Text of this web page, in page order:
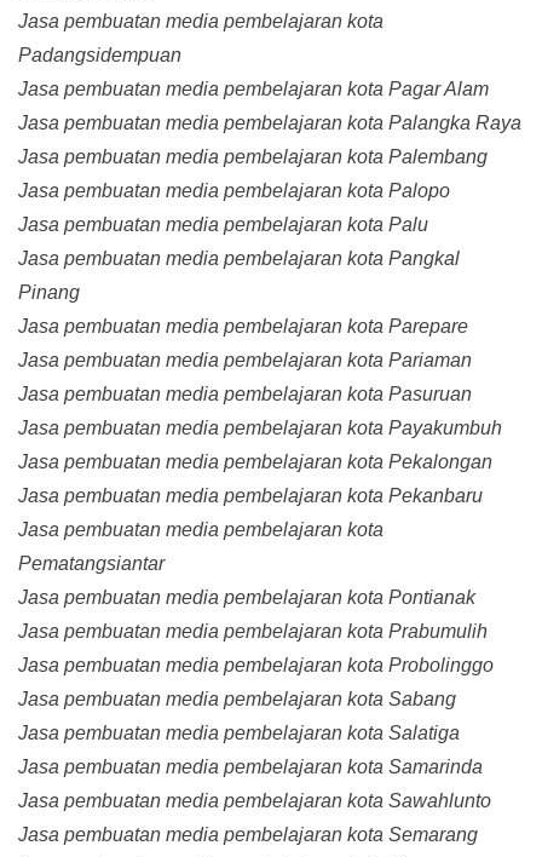
Jasa pembuatan media pembelajaran kota
Padangsidempuan
Jasa pembuatan media pembelajaran kota Pagar Alam
Jasa pembuatan media pembelajaran kota Palangka Raya
Jasa pembuatan media pembelajaran kota Palembang
Jasa pembuatan media pembelajaran kota Palopo
Jasa pembuatan media pembelajaran kota Palu
Jasa pembuatan media pembelajaran kota Pangkal
Pinang
Jasa pembuatan media pembelajaran kota Parepare
Jasa pembuatan media pembelajaran kota Pariaman
Jasa pembuatan media pembelajaran kota Pasuruan
Jasa pembuatan media pembelajaran kota Payakumbuh
Jasa pembuatan media pembelajaran kota Pekalongan
Jasa pembuatan media pembelajaran kota Pekanbaru
Jasa pembuatan media pembelajaran kota
Pematangsiantar
Jasa pembuatan media pembelajaran kota Pontianak
Jasa pembuatan media pembelajaran kota Prabumulih
Jasa pembuatan media pembelajaran kota Probolinggo
Jasa pembuatan media pembelajaran kota Sabang
Jasa pembuatan media pembelajaran kota Salatiga
Jasa pembuatan media pembelajaran kota Samarinda
Jasa pembuatan media pembelajaran kota Sawahlunto
Jasa pembuatan media pembelajaran kota Semarang